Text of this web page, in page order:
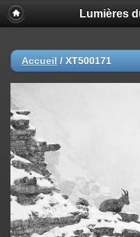
Lumières
Accueil / XT500171